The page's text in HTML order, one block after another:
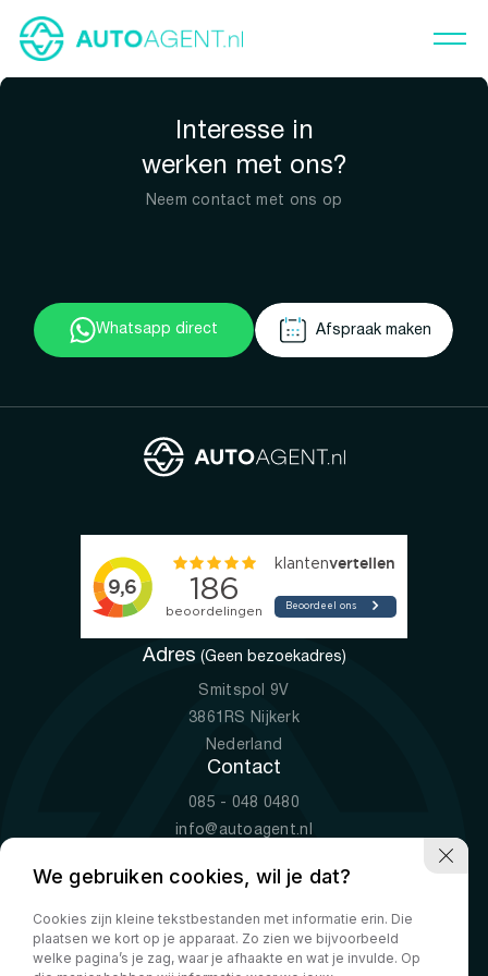
Interesse in
werken met ons?
Neem contact met ons op
Whatsapp direct Afspraak maken
Adres (Geen bezoekadres)
Smitspol 9V
3861RS Nijkerk
Nederland
Contact
085 - 048 0480
info@autoagent.nl
Openingstijden
Ma-Vr
09:00 - 19:00
Za
10:00 - 17:00
We gebruiken cookies, wil je dat?
Cookies zijn kleine tekstbestanden met informatie erin. Die
plaatsen we kort op je apparaat. Zo zien we bijvoorbeeld
welke pagina’s je zag, waar je afhaakte en wat je invulde. Op